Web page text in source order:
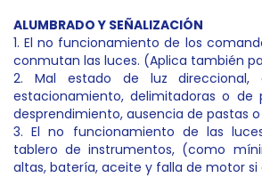
ALUMBRADO Y SEÑALIZACIÓN
1. El no funcionamiento de los
conmutan las luces. (Aplica también
2. Mal estado de luz direccional,
estacionamiento, delimitadoras o de
desprendimiento, ausencia de pastas o
3. El no funcionamiento de las
tablero de instrumentos, (como
altas, batería, aceite y falla de motor si